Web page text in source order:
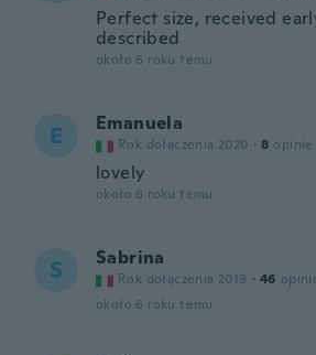
Perfect size, received
described
około 6 roku temu
E Emanuela
Rok dołączenia 2020 · 8 opinie
lovely
około 6 roku temu
S Sabrina
Rok dołączenia 2019 · 46
około 6 roku temu